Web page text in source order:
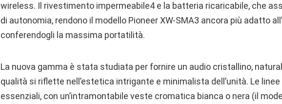
wireless. Il rivestimento impermeabile4 e la batteria ricaricabile, che
di autonomia, rendono il modello Pioneer XW-SMA3 ancora più adatto
conferendogli la massima portatilità.
La nuova gamma è stata studiata per fornire un audio cristallino,
qualità si riflette nell’estetica intrigante e minimalista dell’unità. Le
essenziali, con un’intramontabile veste cromatica bianca o nera (il